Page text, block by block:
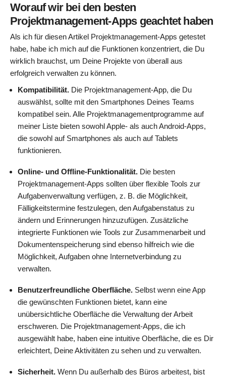
Worauf wir bei den besten
Projektmanagement-Apps geachtet haben
Als ich für diesen Artikel Projektmanagement-Apps getestet
habe, habe ich mich auf die Funktionen konzentriert, die Du
wirklich brauchst, um Deine Projekte von überall aus
erfolgreich verwalten zu können.
Kompatibilität. Die Projektmanagement-App, die Du
auswählst, sollte mit den Smartphones Deines Teams
kompatibel sein. Alle Projektmanagementprogramme auf
meiner Liste bieten sowohl Apple- als auch Android-Apps,
die sowohl auf Smartphones als auch auf Tablets
funktionieren.
Online- und Offline-Funktionalität. Die besten
Projektmanagement-Apps sollten über flexible Tools zur
Aufgabenverwaltung verfügen, z. B. die Möglichkeit,
Fälligkeitstermine festzulegen, den Aufgabenstatus zu
ändern und Erinnerungen hinzuzufügen. Zusätzliche
integrierte Funktionen wie Tools zur Zusammenarbeit und
Dokumentenspeicherung sind ebenso hilfreich wie die
Möglichkeit, Aufgaben ohne Internetverbindung zu
verwalten.
Benutzerfreundliche Oberfläche. Selbst wenn eine App
die gewünschten Funktionen bietet, kann eine
unübersichtliche Oberfläche die Verwaltung der Arbeit
erschweren. Die Projektmanagement-Apps, die ich
ausgewählt habe, haben eine intuitive Oberfläche, die es Dir
erleichtert, Deine Aktivitäten zu sehen und zu verwalten.
Sicherheit. Wenn Du außerhalb des Büros arbeitest, bist